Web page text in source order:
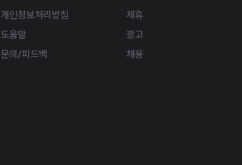
개인정보처리방침
도움말
문의/피드백
제휴
광고
채용